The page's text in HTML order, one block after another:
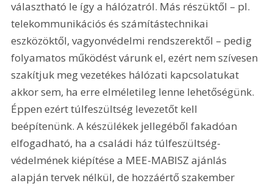
választható le így a hálózatról. Más részüktől – pl.
telekommunikációs és számítástechnikai
eszközöktől, vagyonvédelmi rendszerektől – pedig
folyamatos működést várunk el, ezért nem szívesen
szakítjuk meg vezetékes hálózati kapcsolatukat
akkor sem, ha erre elméletileg lenne lehetőségünk.
Éppen ezért túlfeszültség levezetőt kell
beépítenünk. A készülékek jellegéből fakadóan
elfogadható, ha a családi ház túlfeszültség-
védelmének kiépítése a MEE-MABISZ ajánlás
alapján tervek nélkül, de hozzáértő szakember